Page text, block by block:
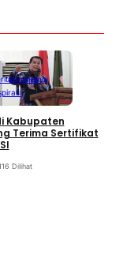
Branding
Kabupaten
Terima Sertifikat
Dilihat